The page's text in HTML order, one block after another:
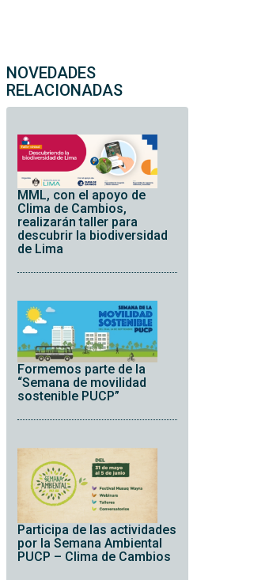
NOVEDADES
RELACIONADAS
MML, con el apoyo de
Clima de Cambios,
realizarán taller para
descubrir la biodiversidad
de Lima
Formemos parte de la
“Semana de movilidad
sostenible PUCP”
Participa de las actividades
por la Semana Ambiental
PUCP – Clima de Cambios